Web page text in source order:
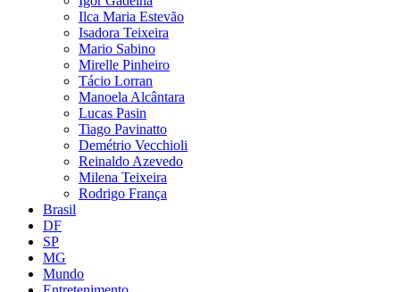
Ilca Maria Estevão
Isadora Teixeira
Mario Sabino
Mirelle Pinheiro
Tácio Lorran
Manoela Alcântara
Lucas Pasin
Tiago Pavinatto
Demétrio Vecchioli
Reinaldo Azevedo
Milena Teixeira
Rodrigo França
Brasil
DF
SP
MG
Mundo